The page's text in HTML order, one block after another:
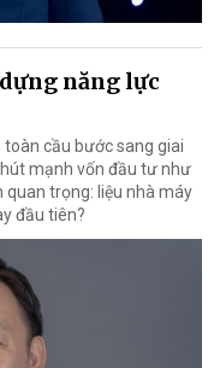
năng lực
toàn cầu bước sang giai
mạnh vốn đầu tư như
quan trọng: liệu nhà máy
đầu tiên?